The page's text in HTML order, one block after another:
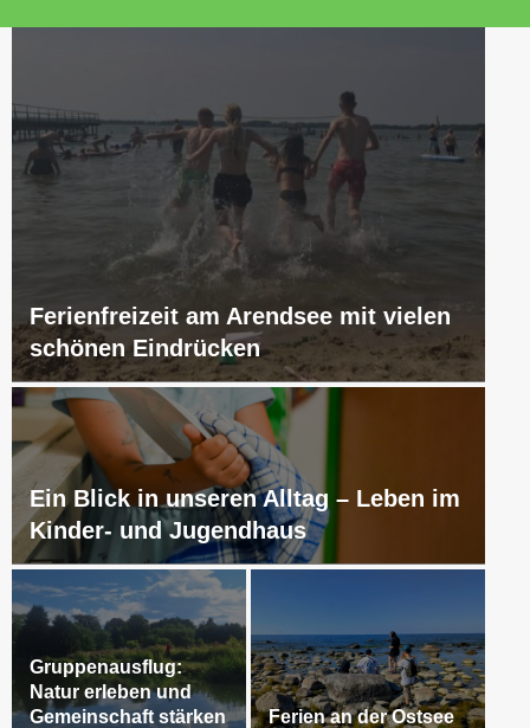
Ferienfreizeit am Arendsee mit vielen
schönen Eindrücken
Ein Blick in unseren Alltag – Leben im
Kinder- und Jugendhaus
Gruppenausflug:
Natur erleben und
Gemeinschaft stärken
Ferien an der Ostsee